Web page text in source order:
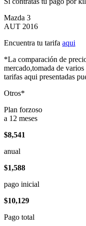
Mazda 3
AUT 2016
Encuentra tu tarifa aqui
*La comparación de
mercado,tomada de
tarifas aqui presentadas
Otros*
Plan forzoso
a 12 meses
$8,541
anual
$1,588
pago inicial
$10,129
Pago total